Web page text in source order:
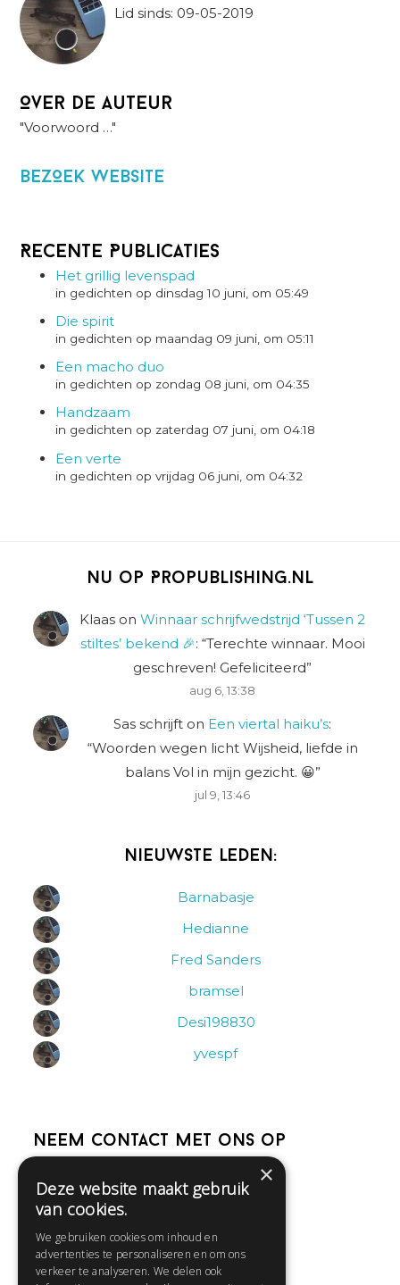
Lid sinds: 09-05-2019
Over de auteur
"Voorwoord …"
BezOek website
Recente Publicaties
Het grillig levenspad
in gedichten op dinsdag 10 juni, om 05:49
Die spirit
in gedichten op maandag 09 juni, om 05:11
Een macho duo
in gedichten op zondag 08 juni, om 04:35
Handzaam
in gedichten op zaterdag 07 juni, om 04:18
Een verte
in gedichten op vrijdag 06 juni, om 04:32
Nu op Propublishing.nl
Klaas on Winnaar schrijfwedstrijd ‘Tussen 2
stiltes’ bekend 🎉: “Terechte winnaar. Mooi
geschreven! Gefeliciteerd”
aug 6, 13:38
Sas schrijft on Een viertal haiku’s:
“Woorden wegen licht Wijsheid, liefde in
balans Vol in mijn gezicht. 😀”
jul 9, 13:46
Nieuwste leden:
Barnabasje
Hedianne
Fred Sanders
bramsel
Desi198830
yvespf
Neem contact met ons op
Help
Contact
Huisregels
×
Deze website maakt gebruik
van cookies.
We gebruiken cookies om inhoud en
advertenties te personaliseren en om ons
verkeer te analyseren. We delen ook